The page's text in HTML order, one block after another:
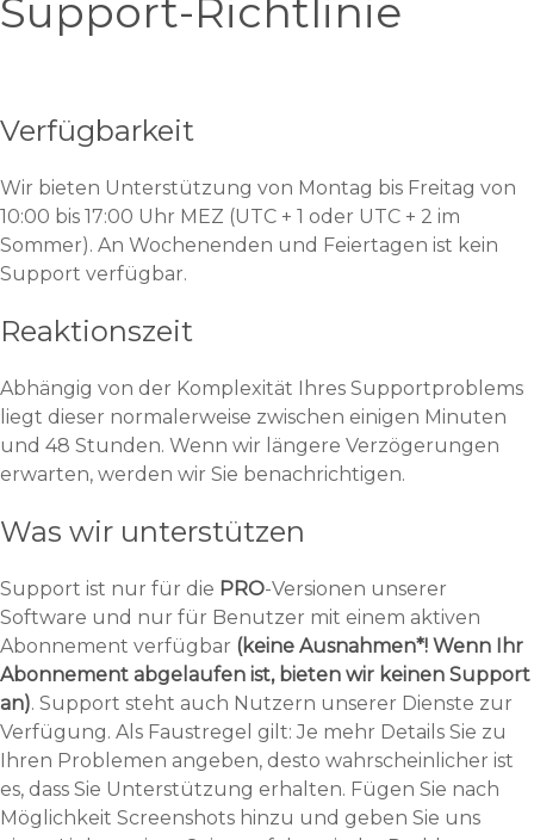
Support-Richtlinie
Verfügbarkeit
Wir bieten Unterstützung von Montag bis Freitag von
10:00 bis 17:00 Uhr MEZ (UTC + 1 oder UTC + 2 im
Sommer). An Wochenenden und Feiertagen ist kein
Support verfügbar.
Reaktionszeit
Abhängig von der Komplexität Ihres Supportproblems
liegt dieser normalerweise zwischen einigen Minuten
und 48 Stunden. Wenn wir längere Verzögerungen
erwarten, werden wir Sie benachrichtigen.
Was wir unterstützen
Support ist nur für die PRO-Versionen unserer
Software und nur für Benutzer mit einem aktiven
Abonnement verfügbar (keine Ausnahmen*! Wenn Ihr
Abonnement abgelaufen ist, bieten wir keinen Support
an). Support steht auch Nutzern unserer Dienste zur
Verfügung. Als Faustregel gilt: Je mehr Details Sie zu
Ihren Problemen angeben, desto wahrscheinlicher ist
es, dass Sie Unterstützung erhalten. Fügen Sie nach
Möglichkeit Screenshots hinzu und geben Sie uns